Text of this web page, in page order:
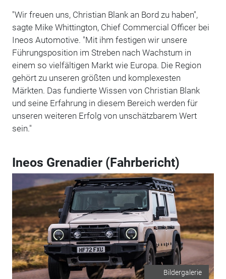
"Wir freuen uns, Christian Blank an Bord zu haben",
sagte Mike Whittington, Chief Commercial Officer bei
Ineos Automotive. "Mit ihm festigen wir unsere
Führungsposition im Streben nach Wachstum in
einem so vielfältigen Markt wie Europa. Die Region
gehört zu unseren größten und komplexesten
Märkten. Das fundierte Wissen von Christian Blank
und seine Erfahrung in diesem Bereich werden für
unseren weiteren Erfolg von unschätzbarem Wert
sein."
Ineos Grenadier (Fahrbericht)
Bildergalerie